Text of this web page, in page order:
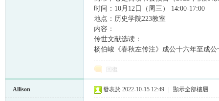
时间：10月12日（周三） 14:00-17:00
地点：历史学院223教室
内容：
传世文献选读：
杨伯峻《春秋左传注》成公十六年至成
回復
Allison 發表於 2022-10-15 12:49 顯示全部樓層